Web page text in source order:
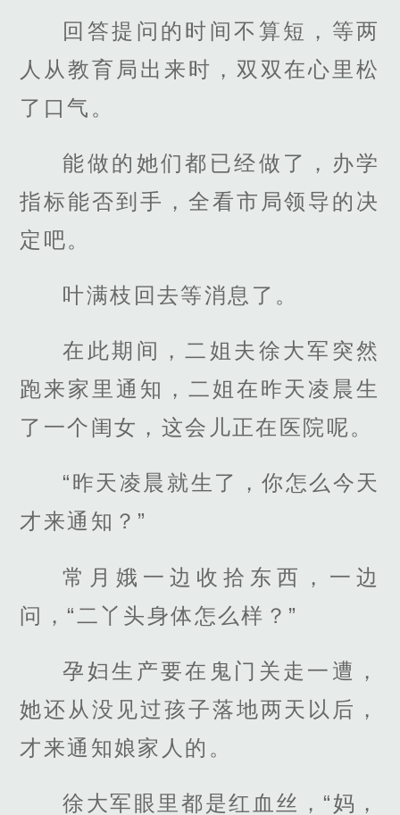
回答提问的时间不算短，等两
人从教育局出来时，双双在心里松
了口气。
能做的她们都已经做了，办学
指标能否到手，全看市局领导的决
定吧。
叶满枝回去等消息了。
在此期间，二姐夫徐大军突然
跑来家里通知，二姐在昨天凌晨生
了一个闺女，这会儿正在医院呢。
“昨天凌晨就生了，你怎么今天
才来通知？”
常月娥一边收拾东西，一边
问，“二丫头身体怎么样？”
孕妇生产要在鬼门关走一遭，
她还从没见过孩子落地两天以后，
才来通知娘家人的。
徐大军眼里都是红血丝，“妈，